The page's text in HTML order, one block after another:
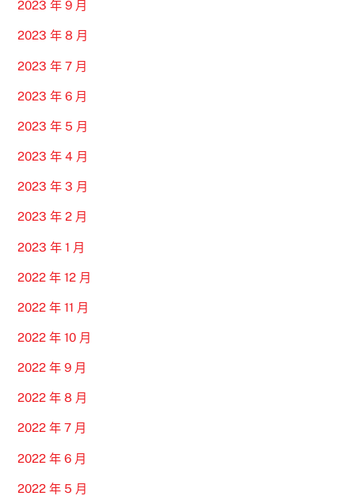
2023 年 9 月
2023 年 8 月
2023 年 7 月
2023 年 6 月
2023 年 5 月
2023 年 4 月
2023 年 3 月
2023 年 2 月
2023 年 1 月
2022 年 12 月
2022 年 11 月
2022 年 10 月
2022 年 9 月
2022 年 8 月
2022 年 7 月
2022 年 6 月
2022 年 5 月